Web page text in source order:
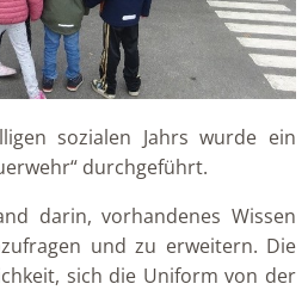
sozialen Jahrs wurde ein
durchgeführt.
darin, vorhandenes Wissen
und zu erweitern. Die
sich die Uniform von der